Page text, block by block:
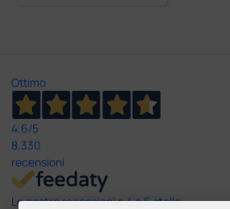
Ottimo
4,6/5
8.330
recensioni
Le nostre recensioni a 4 e 5 stelle.